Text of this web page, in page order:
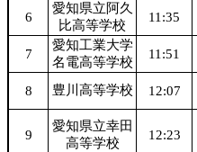
6
愛知県立阿久
比高等学校
11:35
7
愛知工業大学
名電高等学校
11:51
8 豊川高等学校 12:07
9
愛知県立幸田
高等学校
12:23